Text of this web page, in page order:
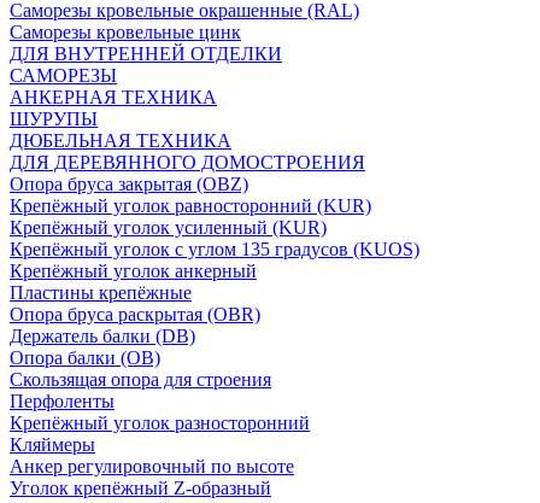
Саморезы кровельные окрашенные (RAL)
Саморезы кровельные цинк
ДЛЯ ВНУТРЕННЕЙ ОТДЕЛКИ
САМОРЕЗЫ
АНКЕРНАЯ ТЕХНИКА
ШУРУПЫ
ДЮБЕЛЬНАЯ ТЕХНИКА
ДЛЯ ДЕРЕВЯННОГО ДОМОСТРОЕНИЯ
Опора бруса закрытая (OBZ)
Крепёжный уголок равносторонний (KUR)
Крепёжный уголок усиленный (KUR)
Крепёжный уголок с углом 135 градусов (KUOS)
Крепёжный уголок анкерный
Пластины крепёжные
Опора бруса раскрытая (OBR)
Держатель балки (DB)
Опора балки (ОВ)
Скользящая опора для строения
Перфоленты
Крепёжный уголок разносторонний
Кляймеры
Анкер регулировочный по высоте
Уголок крепёжный Z-образный